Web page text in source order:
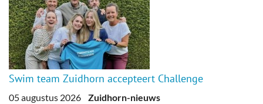
Swim team Zuidhorn accepteert Challenge
05 augustus 2026 Zuidhorn-nieuws